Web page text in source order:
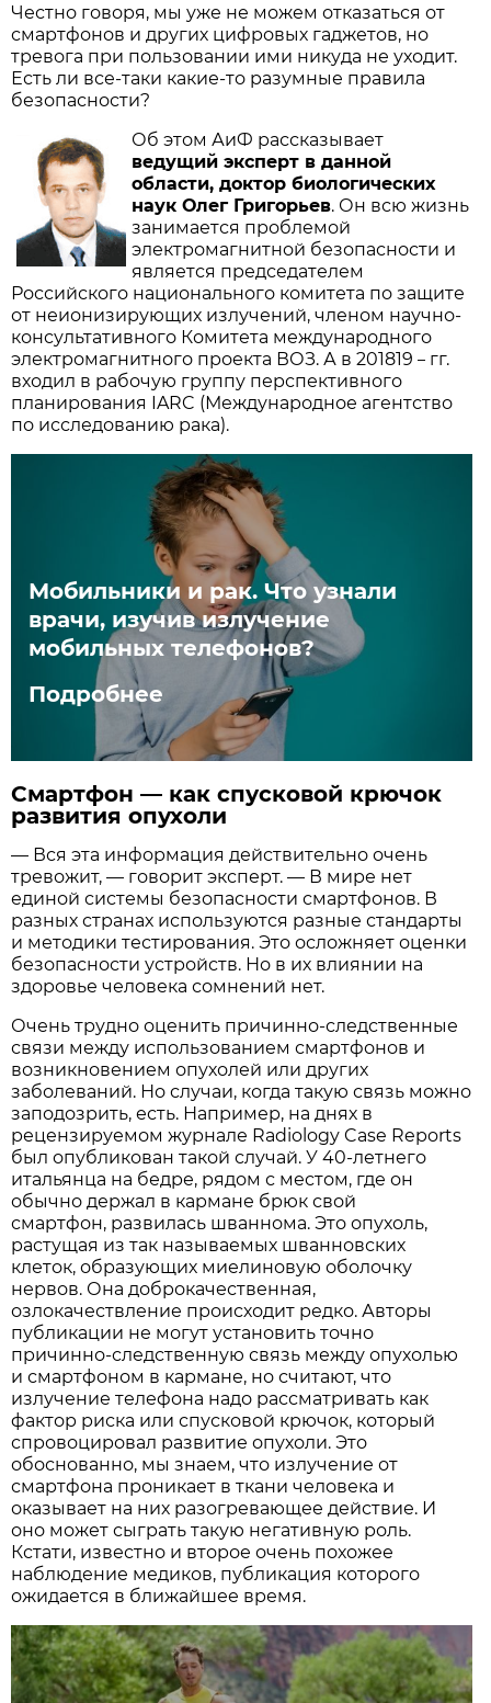
Честно говоря, мы уже не можем отказаться от
смартфонов и других цифровых гаджетов, но
тревога при пользовании ими никуда не уходит.
Есть ли все-таки какие-то разумные правила
безопасности?
Об этом АиФ рассказывает
ведущий эксперт в данной
области, доктор биологических
наук Олег Григорьев. Он всю жизнь
занимается проблемой
электромагнитной безопасности и
является председателем
Российского национального комитета по защите
от неионизирующих излучений, членом научно-
консультативного Комитета международного
электромагнитного проекта ВОЗ. А в 201819 – гг.
входил в рабочую группу перспективного
планирования IARC (Международное агентство
по исследованию рака).
Мобильники и рак. Что узнали
врачи, изучив излучение
мобильных телефонов?
Подробнее
Смартфон — как спусковой крючок
развития опухоли
— Вся эта информация действительно очень
тревожит, — говорит эксперт. — В мире нет
единой системы безопасности смартфонов. В
разных странах используются разные стандарты
и методики тестирования. Это осложняет оценки
безопасности устройств. Но в их влиянии на
здоровье человека сомнений нет.
Очень трудно оценить причинно-следственные
связи между использованием смартфонов и
возникновением опухолей или других
заболеваний. Но случаи, когда такую связь можно
заподозрить, есть. Например, на днях в
рецензируемом журнале Radiology Case Reports
был опубликован такой случай. У 40-летнего
итальянца на бедре, рядом с местом, где он
обычно держал в кармане брюк свой
смартфон, развилась шваннома. Это опухоль,
растущая из так называемых шванновских
клеток, образующих миелиновую оболочку
нервов. Она доброкачественная,
озлокачествление происходит редко. Авторы
публикации не могут установить точно
причинно-следственную связь между опухолью
и смартфоном в кармане, но считают, что
излучение телефона надо рассматривать как
фактор риска или спусковой крючок, который
спровоцировал развитие опухоли. Это
обоснованно, мы знаем, что излучение от
смартфона проникает в ткани человека и
оказывает на них разогревающее действие. И
оно может сыграть такую негативную роль.
Кстати, известно и второе очень похожее
наблюдение медиков, публикация которого
ожидается в ближайшее время.